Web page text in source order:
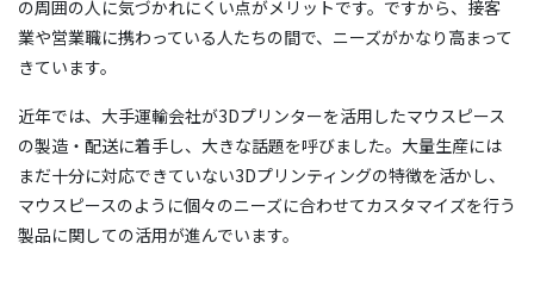
の周囲の人に気づかれにくい点がメリットです。ですから、接客
業や営業職に携わっている人たちの間で、ニーズがかなり高まって
きています。
近年では、大手運輸会社が3Dプリンターを活用したマウスピース
の製造・配送に着手し、大きな話題を呼びました。大量生産には
まだ十分に対応できていない3Dプリンティングの特徴を活かし、
マウスピースのように個々のニーズに合わせてカスタマイズを行う
製品に関しての活用が進んでいます。